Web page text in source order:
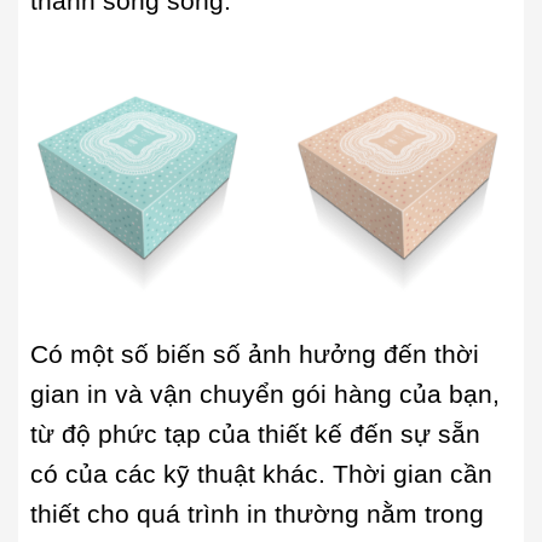
Có một số biến số ảnh hưởng đến thời
gian in và vận chuyển gói hàng của bạn,
từ độ phức tạp của thiết kế đến sự sẵn
có của các kỹ thuật khác. Thời gian cần
thiết cho quá trình in thường nằm trong